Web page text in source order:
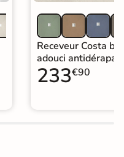
Receveur Costa
adouci
233€90